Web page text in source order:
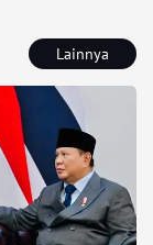
Lainnya